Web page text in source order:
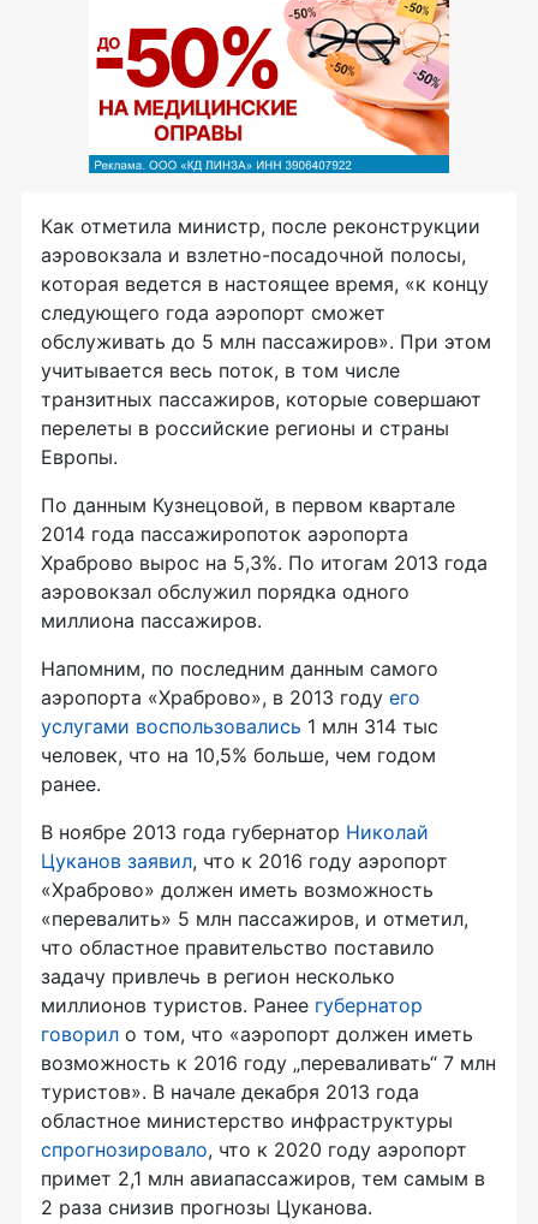
Как отметила министр, после реконструкции
аэровокзала и взлетно-посадочной полосы,
которая ведется в настоящее время, «к концу
следующего года аэропорт сможет
обслуживать до 5 млн пассажиров». При этом
учитывается весь поток, в том числе
транзитных пассажиров, которые совершают
перелеты в российские регионы и страны
Европы.
По данным Кузнецовой, в первом квартале
2014 года пассажиропоток аэропорта
Храброво вырос на 5,3%. По итогам 2013 года
аэровокзал обслужил порядка одного
миллиона пассажиров.
Напомним, по последним данным самого
аэропорта «Храброво», в 2013 году его
услугами воспользовались 1 млн 314 тыс
человек, что на 10,5% больше, чем годом
ранее.
В ноябре 2013 года губернатор Николай
Цуканов заявил, что к 2016 году аэропорт
«Храброво» должен иметь возможность
«перевалить» 5 млн пассажиров, и отметил,
что областное правительство поставило
задачу привлечь в регион несколько
миллионов туристов. Ранее губернатор
говорил о том, что «аэропорт должен иметь
возможность к 2016 году „переваливать“ 7 млн
туристов». В начале декабря 2013 года
областное министерство инфраструктуры
спрогнозировало, что к 2020 году аэропорт
примет 2,1 млн авиапассажиров, тем самым в
2 раза снизив прогнозы Цуканова.